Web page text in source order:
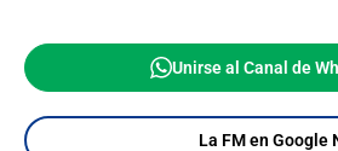
Unirse al Canal de
La FM en Google